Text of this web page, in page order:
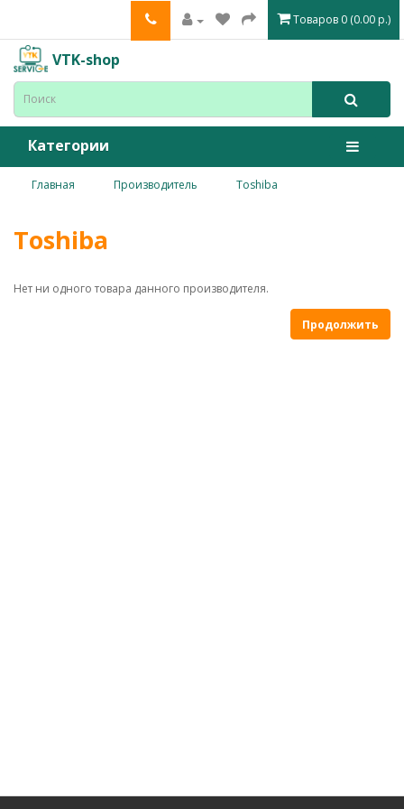
Товаров 0 (0.00 р.)
VTK-shop
Категории
Главная Производитель Toshiba
Toshiba
Нет ни одного товара данного производителя.
Продолжить